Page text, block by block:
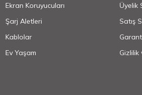
Ekran Koruyucuları
Şarj Aletleri
Kablolar
Ev Yaşam
Üyelik
Satış
Gizlilik